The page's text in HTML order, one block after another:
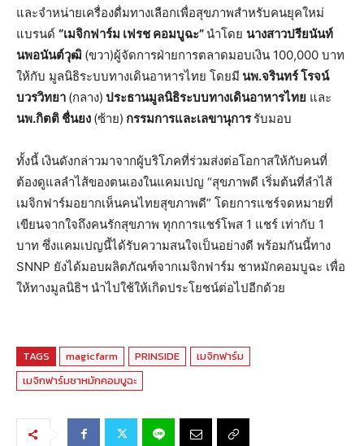
และจำหน่ายเครื่องดื่มทางเลือกเพื่อสุขภาพสำหรับคนยุคใหม่
แบรนด์ “เมจิกฟาร์ม เฟรช คอมบูฉะ”นำโดย นางสาวปรียนันท์
นพอนันต์วุฒิ (ขวา)ผู้จัดการฝ่ายการตลาดมอบเงิน 100,000 บาท
ให้กับ มูลนิธิระบบทางเดินอาหารไทย โดยมี นพ.จรินทร์ โรจน์
บวรวิทยา (กลาง) ประธานมูลนิธิระบบทางเดินอาหารไทย และ
นพ.กิตติ ชื่นยง (ซ้าย) กรรมการและเลขานุการรับมอบ
ทั้งนี้ เงินดังกล่าวมาจากผู้บริโภคที่ร่วมส่งต่อโอกาสให้กับคนที่
ต้องดูแลลำไส้ของตนเองในแคมเปญ “สุขภาพดี เริ่มต้นที่ลำไส้
เมจิกฟาร์มอยากเห็นคนไทยสุขภาพดี” โดยการแชร์จดหมายที่
เขียนจากใจถึงคนรักสุขภาพ ทุกการแชร์โพส 1 แชร์ เท่ากับ 1
บาท ซึ่งแคมเปญนี้ได้รับความสนใจเป็นอย่างดี พร้อมกันนี้ทาง
SNNP ยังได้มอบผลิตภัณฑ์จากเมจิกฟาร์ม ชาหมักคอมบูฉะ เพื่อ
ให้ทางมูลนิธิฯ นำไปใช้ให้เกิดประโยชน์ต่อไปอีกด้วย
TAGS magicfarm PRINSIDE
เมจิกฟาร์ม
เมจิกฟาร์มชาหมักคอมบูฉะ